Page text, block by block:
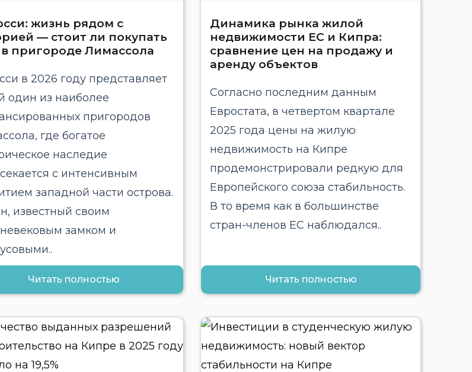
жизнь рядом с
— стоит ли покупать
пригороде Лимассола
в 2026 году представляет
один из наиболее
пригородов
где богатое
наследие
с интенсивным
западной части острова.
известный своим
замком и
Читать полностью
Динамика рынка жилой
недвижимости ЕС и Кипра:
сравнение цен на продажу и
аренду объектов
Согласно последним данным
Евростата, в четвертом квартале
2025 года цены на жилую
недвижимость на Кипре
продемонстрировали редкую для
Европейского союза стабильность.
В то время как в большинстве
стран-членов ЕС наблюдался..
Читать полностью